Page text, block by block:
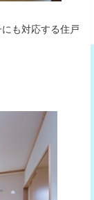
も対応する住戸